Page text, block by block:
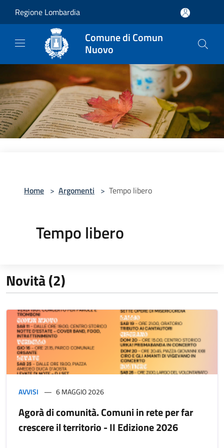
Regione Lombardia
Comune di Comun
Nuovo
Home > Argomenti > Tempo libero
Tempo libero
Novità (2)
AVVISI 6 MAGGIO 2026
Agorà di comunità. Comuni in rete per far
crescere il territorio - II Edizione 2026